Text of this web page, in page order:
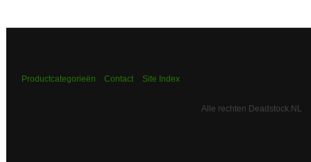
Productcategorieën Contact Site Index
Alle rechten Deadstock.NL